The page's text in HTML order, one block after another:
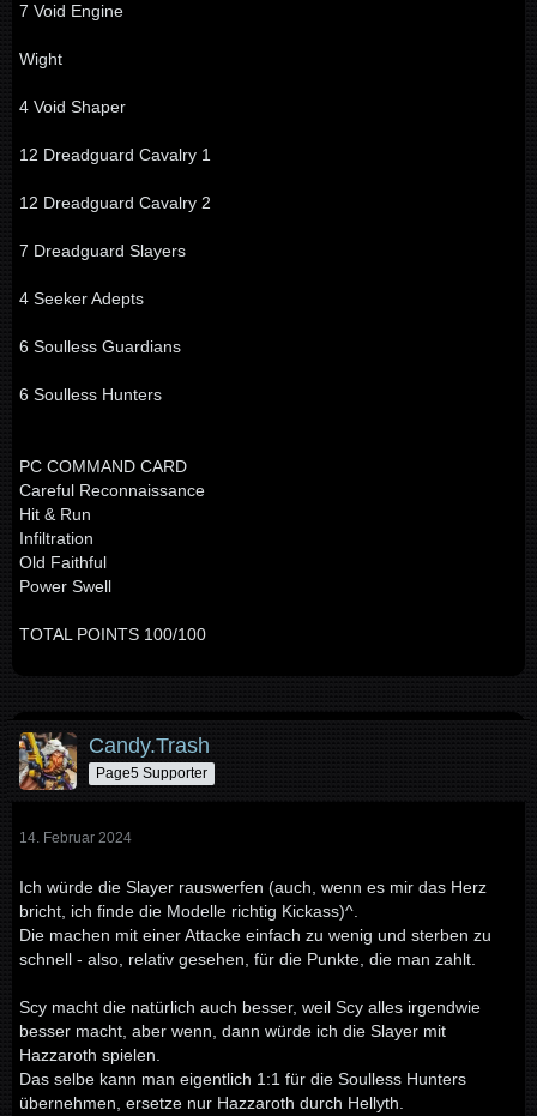
7 Void Engine
Wight
4 Void Shaper
12 Dreadguard Cavalry 1
12 Dreadguard Cavalry 2
7 Dreadguard Slayers
4 Seeker Adepts
6 Soulless Guardians
6 Soulless Hunters
PC COMMAND CARD
Careful Reconnaissance
Hit & Run
Infiltration
Old Faithful
Power Swell
TOTAL POINTS 100/100
Candy.Trash
Page5 Supporter
14. Februar 2024
Ich würde die Slayer rauswerfen (auch, wenn es mir das Herz
bricht, ich finde die Modelle richtig Kickass)^.
Die machen mit einer Attacke einfach zu wenig und sterben zu
schnell - also, relativ gesehen, für die Punkte, die man zahlt.
Scy macht die natürlich auch besser, weil Scy alles irgendwie
besser macht, aber wenn, dann würde ich die Slayer mit
Hazzaroth spielen.
Das selbe kann man eigentlich 1:1 für die Soulless Hunters
übernehmen, ersetze nur Hazzaroth durch Hellyth.